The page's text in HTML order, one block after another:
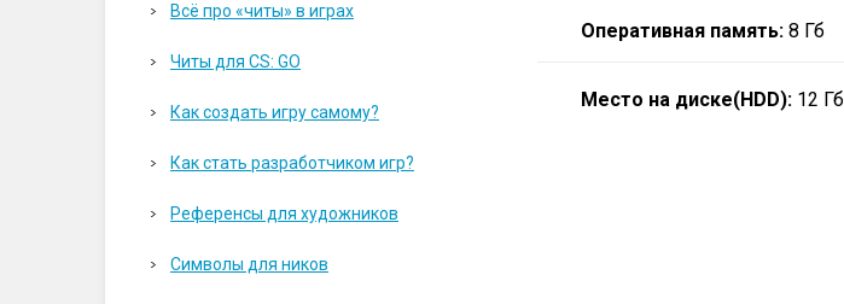
Оперативная память: 8 Гб
Место на диске(HDD): 12 Гб
Всё про «читы» в играх
Читы для CS: GO
Как создать игру самому?
Как стать разработчиком игр?
Референсы для художников
Символы для ников